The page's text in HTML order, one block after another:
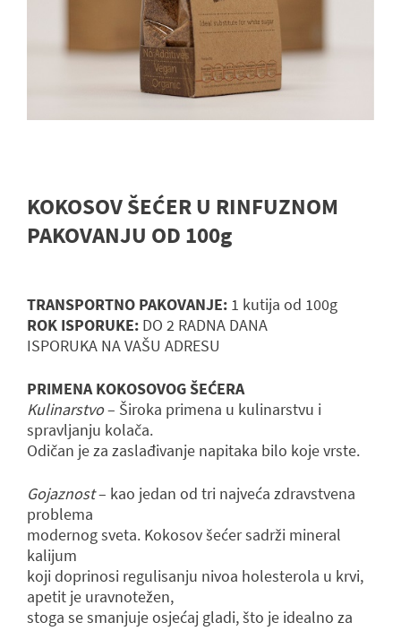
KOKOSOV ŠEĆER U RINFUZNOM
PAKOVANJU OD 100g
TRANSPORTNO PAKOVANJE: 1 kutija od 100g
ROK ISPORUKE: DO 2 RADNA DANA
ISPORUKA NA VAŠU ADRESU
PRIMENA KOKOSOVOG ŠEĆERA
Kulinarstvo– Široka primena u kulinarstvu i
spravljanju kolača.
Odičan је za zaslađivanje napitaka bilo koje vrste.
Gojaznost– kao jedan od tri najveća zdravstvena
problema
modernog sveta. Kokosov šećer sadrži mineral
kalijum
koji doprinosi regulisanju nivoa holesterola u krvi,
apetit je uravnotežen,
stoga se smanjuje osjećaj gladi, što je idealno za